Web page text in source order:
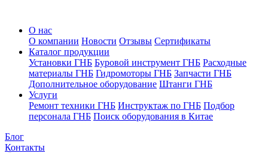
О нас
О компании Новости Отзывы Сертификаты
Каталог продукции
Установки ГНБ Буровой инструмент ГНБ Расходные
материалы ГНБ Гидромоторы ГНБ Запчасти ГНБ
Дополнительное оборудование Штанги ГНБ
Услуги
Ремонт техники ГНБ Инструктаж по ГНБ Подбор
персонала ГНБ Поиск оборудования в Китае
Блог
Контакты